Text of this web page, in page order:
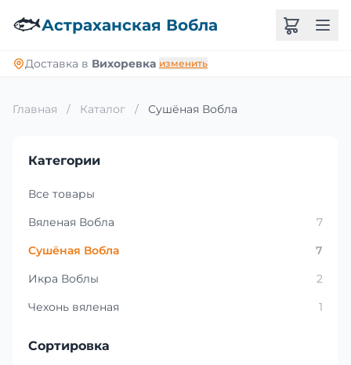
🐟Астраханская Вобла
Доставка в Вихоревка изменить
Главная / Каталог / Сушёная Вобла
Категории
Все товары
Вяленая Вобла
7
Сушёная Вобла
7
Икра Воблы
2
Чехонь вяленая
1
Сортировка